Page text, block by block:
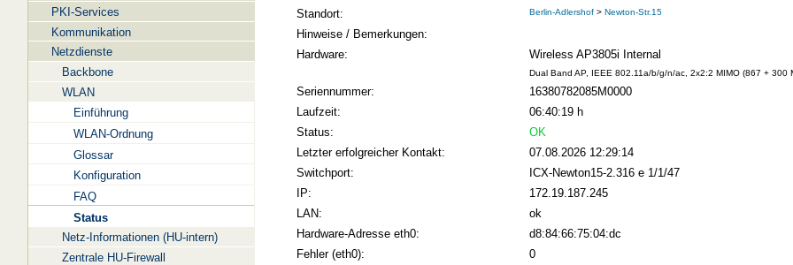
PKI-Services
Kommunikation
Netzdienste
Backbone
WLAN
Einführung
WLAN-Ordnung
Glossar
Konfiguration
FAQ
Status
Netz-Informationen (HU-intern)
Zentrale HU-Firewall
Computer-
und
Standort: Berlin-Adlershof> Newton-Str.15
Hinweise / Bemerkungen:
Hardware:
Wireless AP3805i Internal
Dual Band AP, IEEE 802.11a/b/g/n/ac, 2x2:2 MIMO (867 + 300
Seriennummer:
16380782085M0000
Laufzeit:
06:40:19 h
Status:
OK
Letzter erfolgreicher Kontakt:
07.08.2026 12:29:14
Switchport:
ICX-Newton15-2.316 e 1/1/47
IP:
172.19.187.245
LAN:
ok
Hardware-Adresse eth0:
d8:84:66:75:04:dc
Fehler (eth0):
0